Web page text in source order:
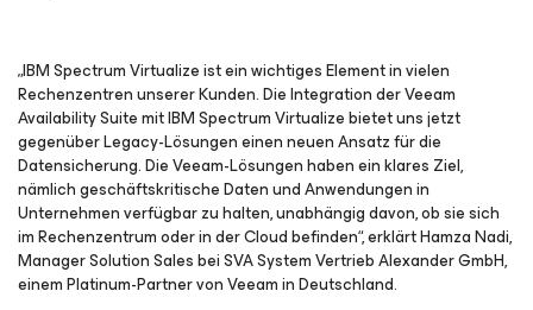
„IBM Spectrum Virtualize ist ein wichtiges Element in vielen
Rechenzentren unserer Kunden. Die Integration der Veeam
Availability Suite mit IBM Spectrum Virtualize bietet uns jetzt
gegenüber Legacy-Lösungen einen neuen Ansatz für die
Datensicherung. Die Veeam-Lösungen haben ein klares Ziel,
nämlich geschäftskritische Daten und Anwendungen in
Unternehmen verfügbar zu halten, unabhängig davon, ob sie sich
im Rechenzentrum oder in der Cloud befinden“, erklärt Hamza Nadi,
Manager Solution Sales bei SVA System Vertrieb Alexander GmbH,
einem Platinum-Partner von Veeam in Deutschland.